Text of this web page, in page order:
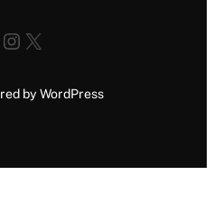
Instagram
X
by WordPress